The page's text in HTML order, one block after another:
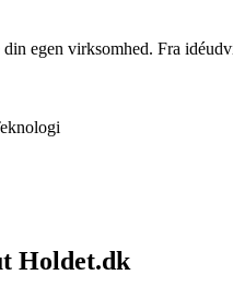
egen virksomhed. Fra
Holdet.dk